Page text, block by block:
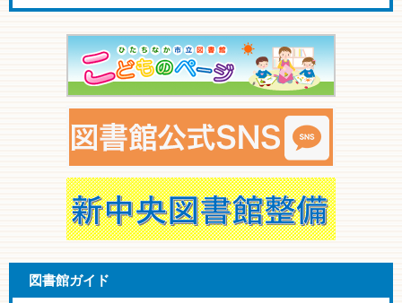
図書館ガイド